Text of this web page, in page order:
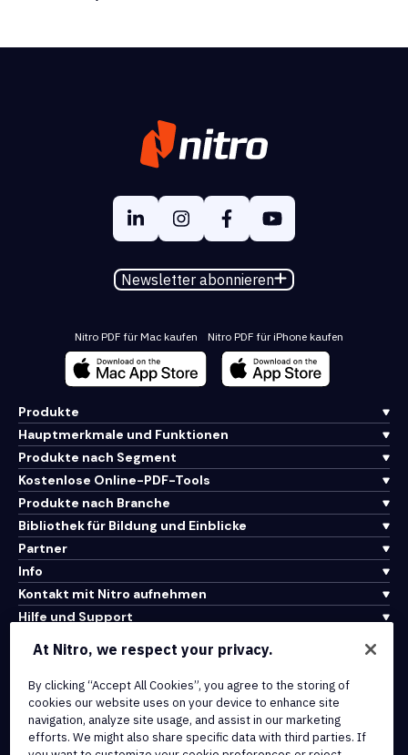
Newsletter abonnieren
Nitro PDF für Mac kaufen Nitro PDF für iPhone kaufen
Produkte
Hauptmerkmale und Funktionen
Produkte nach Segment
Kostenlose Online-PDF-Tools
Produkte nach Branche
Bibliothek für Bildung und Einblicke
Partner
Info
Kontakt mit Nitro aufnehmen
Hilfe und Support
Nutzungsbedingungen
Cookie-Richtlinie
Copyright-Richtlinie
Alle Bedingungen und Richtlinien
At Nitro, we respect your privacy.
By clicking “Accept All Cookies”, you agree to the storing of
cookies our website uses on your device to enhance site
navigation, analyze site usage, and assist in our marketing
efforts. We might also share specific data with third parties. If